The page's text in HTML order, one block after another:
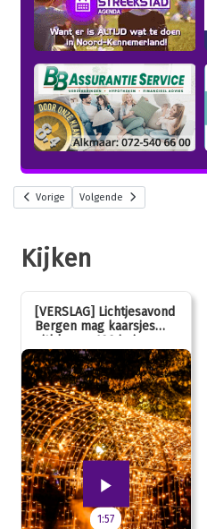
Vorige Volgende
Kijken
[VERSLAG] Lichtjesavond
Bergen mag kaarsjes
uitblazen: 100 jarig
jubileum!
1:57